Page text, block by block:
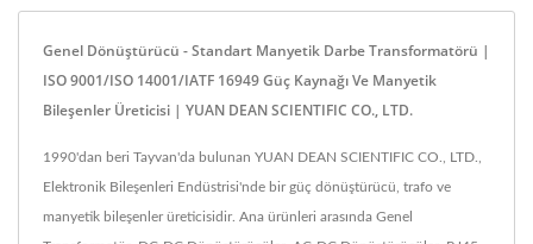
Genel Dönüştürücü - Standart Manyetik Darbe Transformatörü |
ISO 9001/ISO 14001/IATF 16949 Güç Kaynağı Ve Manyetik
Bileşenler Üreticisi | YUAN DEAN SCIENTIFIC CO., LTD.
1990'dan beri Tayvan'da bulunan YUAN DEAN SCIENTIFIC CO., LTD.,
Elektronik Bileşenleri Endüstrisi'nde bir güç dönüştürücü, trafo ve
manyetik bileşenler üreticisidir. Ana ürünleri arasında Genel